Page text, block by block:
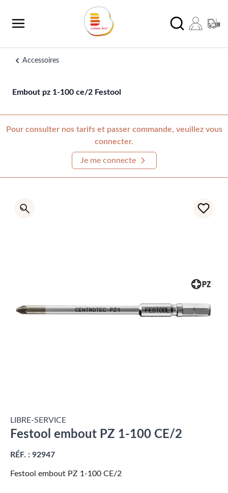
Chercher
Accessoires
Embout pz 1-100 ce/2 Festool
Pour consulter nos tarifs et passer commande, veuillez vous
connecter.
Je me connecte
LIBRE-SERVICE
Festool embout PZ 1-100 CE/2
RÉF. : 92947
Festool embout PZ 1-100 CE/2